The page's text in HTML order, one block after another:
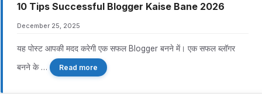
10 Tips Successful Blogger Kaise Bane 2026
December 25, 2025
यह पोस्ट आपकी मदद करेगी एक सफल Blogger बनने में। एक सफल ब्लॉगर
बनने के …
Read more